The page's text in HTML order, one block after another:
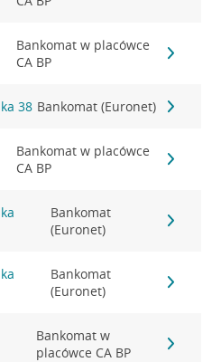
Bankomat w placówce
CA BP
38 Bankomat (Euronet)
Bankomat w placówce
CA BP
Bankomat
(Euronet)
Bankomat
(Euronet)
Bankomat w
placówce CA BP